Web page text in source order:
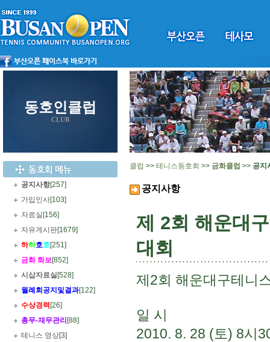
동호인클럽
CLUB
공지사항[257]
가입인사[103]
자료실 [156]
자유게시판[1679]
하하호호[251]
금화 화보[852]
시삽자료실 [528]
월례회공지및결과[122]
수상경력 [26]
총무-재무관리 [88]
테니스 영상[3]
클럽 >> 테니스동호회 >> 금화클럽 >> 공지
공지사항
제 2회 해운대
대회
제2회 해운대구테니
일 시
2010. 8. 28 (토) 8시